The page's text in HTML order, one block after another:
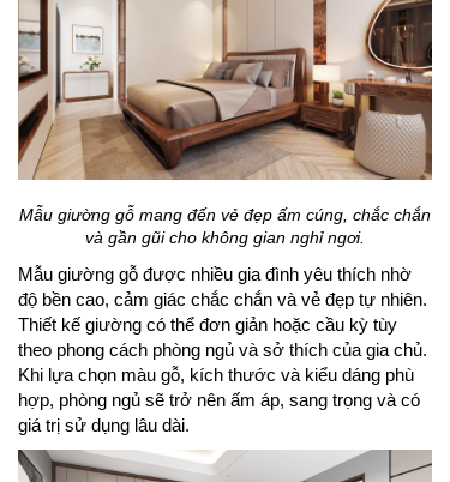
Mẫu giường gỗ mang đến vẻ đẹp ấm cúng, chắc chắn
và gần gũi cho không gian nghỉ ngơi.
Mẫu giường gỗ được nhiều gia đình yêu thích nhờ
độ bền cao, cảm giác chắc chắn và vẻ đẹp tự nhiên.
Thiết kế giường có thể đơn giản hoặc cầu kỳ tùy
theo phong cách phòng ngủ và sở thích của gia chủ.
Khi lựa chọn màu gỗ, kích thước và kiểu dáng phù
hợp, phòng ngủ sẽ trở nên ấm áp, sang trọng và có
giá trị sử dụng lâu dài.